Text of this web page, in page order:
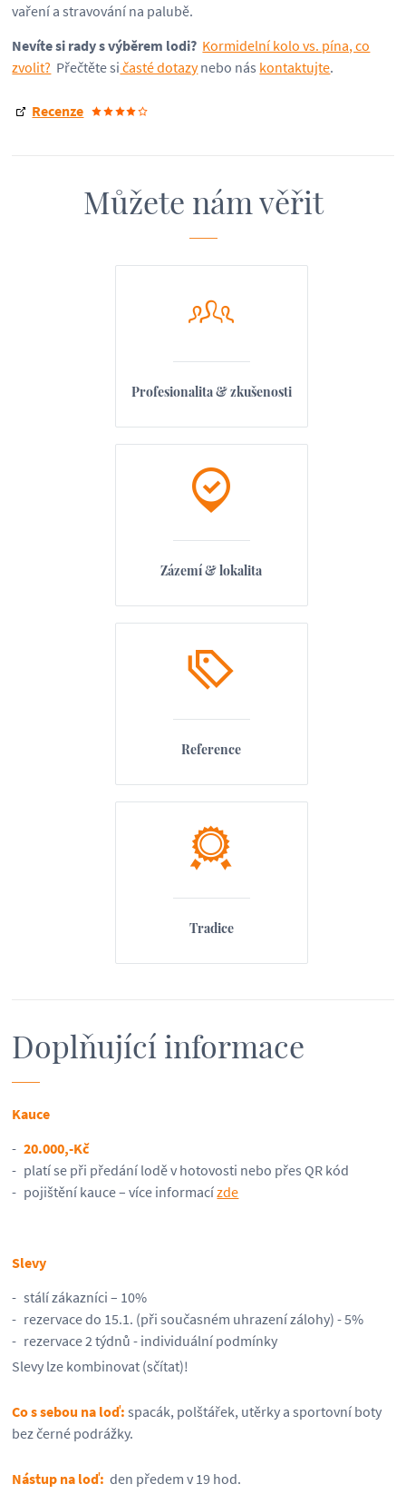
vaření a stravování na palubě.
Nevíte si rady s výběrem lodi? Kormidelní kolo vs. pína, co
zvolit? Přečtěte si časté dotazynebo nás kontaktujte.
Recenze
Můžete nám věřit
Profesionalita & zkušenosti
Zázemí & lokalita
Reference
Tradice
Doplňující informace
Kauce
20.000,-Kč
platí se při předání lodě v hotovosti nebo přes QR kód
pojištění kauce – více informacízde
Slevy
stálí zákazníci – 10%
rezervace do 15.1. (při současném uhrazení zálohy) - 5%
rezervace 2 týdnů - individuální podmínky
Slevy lze kombinovat (sčítat)!
Co s sebou na loď: spacák, polštářek, utěrky a sportovní boty
bez černé podrážky.
Nástup na loď:den předem v 19 hod.